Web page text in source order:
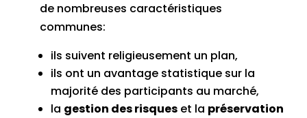
de nombreuses caractéristiques
communes:
ils suivent religieusement un plan,
ils ont un avantage statistique sur la
majorité des participants au marché,
la gestion des risqueset la préservation